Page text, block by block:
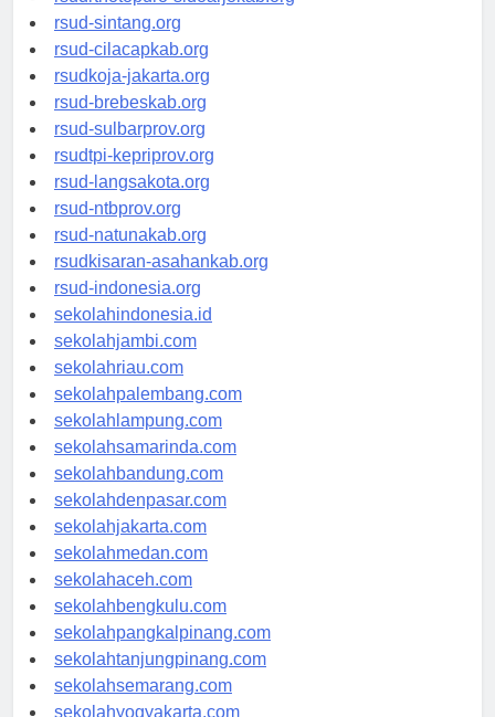
rsudrtnotopuro-sidoarjokab.org
rsud-sintang.org
rsud-cilacapkab.org
rsudkoja-jakarta.org
rsud-brebeskab.org
rsud-sulbarprov.org
rsudtpi-kepriprov.org
rsud-langsakota.org
rsud-ntbprov.org
rsud-natunakab.org
rsudkisaran-asahankab.org
rsud-indonesia.org
sekolahindonesia.id
sekolahjambi.com
sekolahriau.com
sekolahpalembang.com
sekolahlampung.com
sekolahsamarinda.com
sekolahbandung.com
sekolahdenpasar.com
sekolahjakarta.com
sekolahmedan.com
sekolahaceh.com
sekolahbengkulu.com
sekolahpangkalpinang.com
sekolahtanjungpinang.com
sekolahsemarang.com